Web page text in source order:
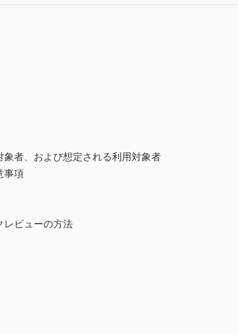
者、および想定される利用対象者
事項
ビューの方法